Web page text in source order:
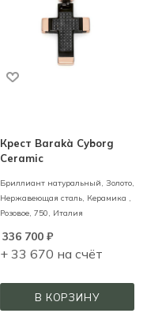
Крест Barakà Cyborg
Ceramic
Бриллиант натуральный, Золото,
Нержавеющая сталь, Керамика ,
Розовое, 750, Италия
336 700₽
+ 33 670 на счёт
В КОРЗИНУ